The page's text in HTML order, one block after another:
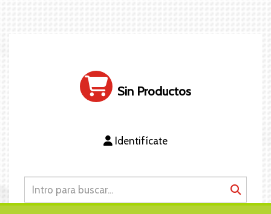
Sin Productos
Identifícate